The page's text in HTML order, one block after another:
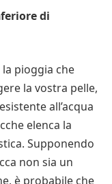
di
pioggia che
la vostra pelle,
all’acqua
elenca la
Supponendo
non sia un
è probabile che